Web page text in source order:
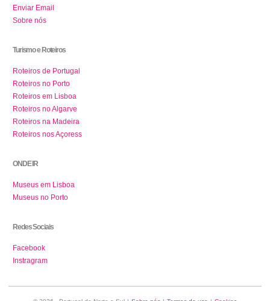
Enviar Email
Sobre nós
Turismo e Roteiros
Roteiros de Portugal
Roteiros no Porto
Roteiros em Lisboa
Roteiros no Algarve
Roteiros na Madeira
Roteiros nos Açoress
ONDE IR
Museus em Lisboa
Museus no Porto
Redes Sociais
Facebook
Instragram